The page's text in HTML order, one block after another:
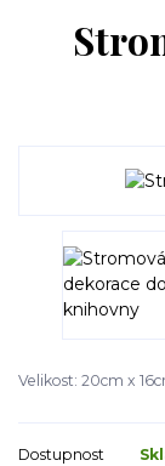
Velikost: 20cm x
Dostupnost